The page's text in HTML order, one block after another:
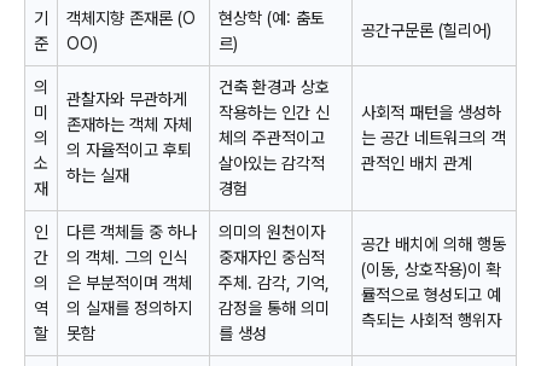
기
준
객체지향 존재론 (O
OO)
현상학 (예: 춤토
르)
공간구문론 (힐리어)
의
미
의
소
재
관찰자와 무관하게
존재하는 객체 자체
의 자율적이고 후퇴
하는 실재
건축 환경과 상호
작용하는 인간 신
체의 주관적이고
살아있는 감각적
경험
사회적 패턴을 생성하
는 공간 네트워크의 객
관적인 배치 관계
인
간
의
역
할
다른 객체들 중 하나
의 객체. 그의 인식
은 부분적이며 객체
의 실재를 정의하지
못함
의미의 원천이자
중재자인 중심적
주체. 감각, 기억,
감정을 통해 의미
를 생성
공간 배치에 의해 행동
(이동, 상호작용)이 확
률적으로 형성되고 예
측되는 사회적 행위자